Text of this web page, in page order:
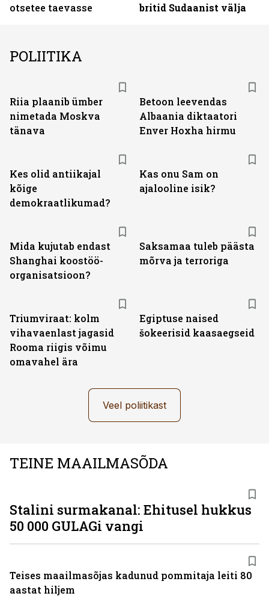
otsetee taevasse
britid Sudaanist välja
POLIITIKA
Riia plaanib ümber
nimetada Moskva
tänava
Betoon leevendas
Albaania diktaatori
Enver Hoxha hirmu
Kes olid antiikajal
kõige
demokraatlikumad?
Kas onu Sam on
ajalooline isik?
Mida kujutab endast
Shanghai koostöö­
organisatsioon?
Saksamaa tuleb päästa
mõrva ja terroriga
Triumviraat: kolm
vihavaenlast jagasid
Rooma riigis võimu
omavahel ära
Egiptuse naised
šokeerisid kaasaegseid
Veel poliitikast
TEINE MAAILMASÕDA
Stalini surmakanal: Ehitusel hukkus
50 000 GULAGi vangi
Teises maailmasõjas kadunud pommitaja leiti 80
aastat hiljem